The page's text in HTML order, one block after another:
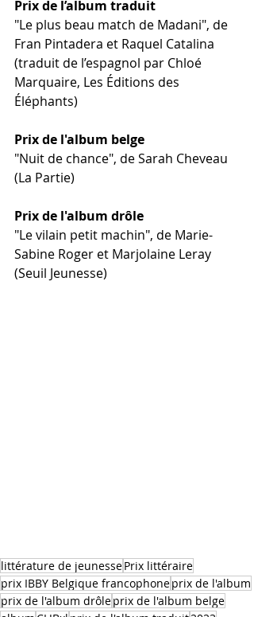
Prix de l’album traduit
"Le plus beau match de Madani", de
Fran Pintadera et Raquel Catalina
(traduit de l’espagnol par Chloé
Marquaire, Les Éditions des
Éléphants)
Prix de l'album belge
"Nuit de chance", de Sarah Cheveau
(La Partie)
Prix de l'album drôle
"Le vilain petit machin", de Marie-
Sabine Roger et Marjolaine Leray
(Seuil Jeunesse)
littérature de jeunessePrix littéraire
prix IBBY Belgique francophoneprix de l'album
prix de l'album drôleprix de l'album belge